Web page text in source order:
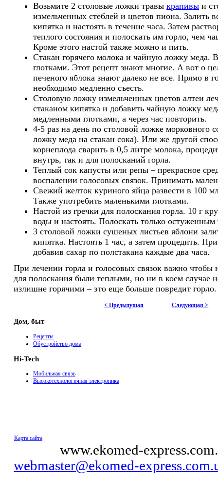
Возьмите 2 столовые ложки травы крапивы и
измельченных стеблей и цветов пиона. Залить
кипятка и настоять в течение часа. Затем
теплого состояния и полоскать им горло, чем
Кроме этого настой также можно и пить.
Стакан горячего молока и чайную ложку меда.
глотками. Этот рецепт знают многие. А вот о
печеного яблока знают далеко не все. Прямо в
необходимо медленно съесть.
Столовую ложку измельченных цветов алтеи
стаканом кипятка и добавить чайную ложку
медленными глотками, а через час повторить.
4-5 раз на день по столовой ложке морковного
ложку меда на стакан сока). Или же другой
корнеплода сварить в 0,5 литре молока,
внутрь, так и для полосканий горла.
Теплый сок капусты или репы – прекрасное
воспалении голосовых связок. Принимать
Свежий желток куриного яйца развести в 100
Также употребить маленькими глотками.
Настой из гречки для полоскания горла. 10 г
воды и настоять. Полоскать только
3 столовой ложки сушеных листьев яблони
кипятка. Настоять 1 час, а затем процедить.
добавив сахар по полстакана каждые два часа.
При лечении горла и голосовых связок важно чтобы
для полоскания были теплыми, но ни в коем случае
излишне горячими – это еще больше повредит горло.
< Предыдущая Следующая >
Дом, быт
Рецепты
Обустройство дома
Hi-Tech
Мобильная связь
Высокотехнологичная электроника
Карта сайта
www.ekomed-
webmaster@ekomed-